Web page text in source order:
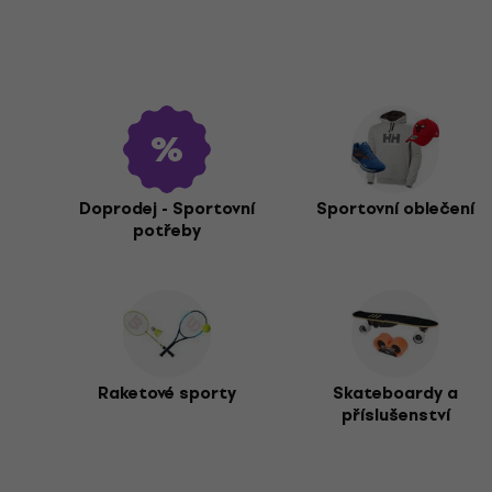
Doprodej - Sportovní
potřeby
Sportovní oblečení
Raketové sporty
Skateboardy a
příslušenství